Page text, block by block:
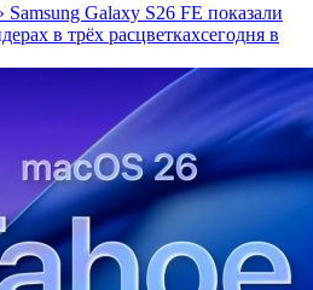
Galaxy S26 FE показали
в трёх расцветкахсегодня в